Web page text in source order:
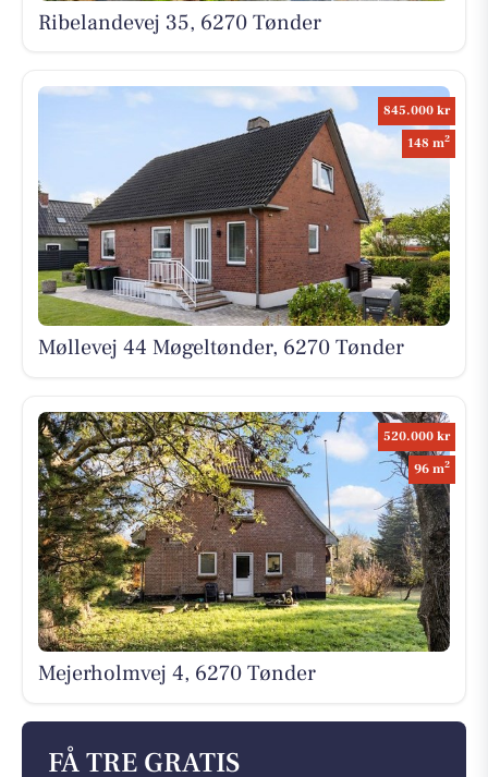
Ribelandevej 35, 6270 Tønder
845.000 kr
148 m2
Møllevej 44 Møgeltønder, 6270 Tønder
520.000 kr
96 m2
Mejerholmvej 4, 6270 Tønder
FÅ TRE GRATIS